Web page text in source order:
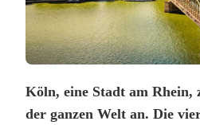
Köln, eine Stadt am Rhein,
der ganzen Welt an. Die